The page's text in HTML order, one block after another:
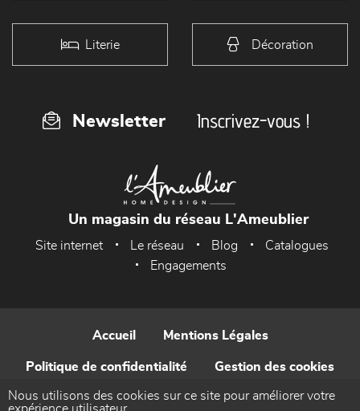
Literie Décoration
Newsletter Inscrivez-vous !
Un magasin du réseau L'Ameublier
Site internet Le réseau Blog
Catalogues
Engagements
Accueil Mentions Légales
Politique de confidentialité Gestion des cookies
Contact
Nous utilisons des cookies sur ce site pour améliorer votre